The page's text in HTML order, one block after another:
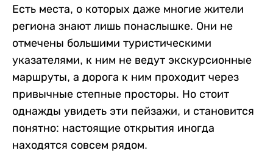
Есть места, о которых даже многие жители
региона знают лишь понаслышке. Они не
отмечены большими туристическими
указателями, к ним не ведут экскурсионные
маршруты, а дорога к ним проходит через
привычные степные просторы. Но стоит
однажды увидеть эти пейзажи, и становится
понятно: настоящие открытия иногда
находятся совсем рядом.